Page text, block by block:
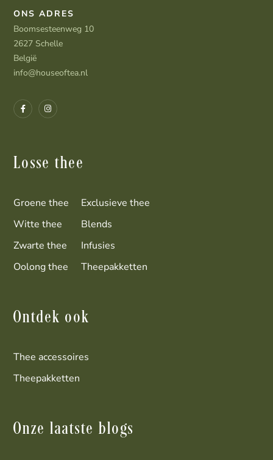
ONS ADRES
Boomsesteenweg 10
2627 Schelle
België
info@houseoftea.nl
Losse thee
Groene thee
Witte thee
Zwarte thee
Oolong thee
Exclusieve thee
Blends
Infusies
Theepakketten
Ontdek ook
Thee accessoires
Theepakketten
Onze laatste blogs